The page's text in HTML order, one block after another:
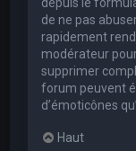
de ne pas
rapidement
modérateur
supprimer
forum peuvent
d’émoticônes
Haut